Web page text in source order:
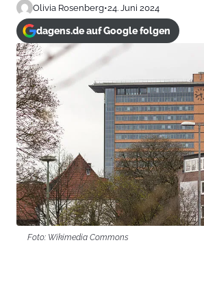
Olivia Rosenberg•24. Juni 2024
dagens.de auf Google folgen
Foto: Wikimedia Commons